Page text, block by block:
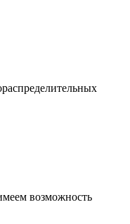
возможность